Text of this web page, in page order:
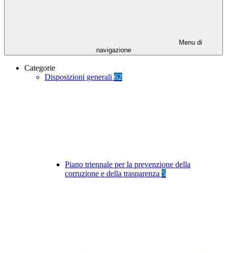
Menu di
navigazione
Categorie
Disposizioni generali 62
Piano triennale per la prevenzione della
corruzione e della trasparenza 5